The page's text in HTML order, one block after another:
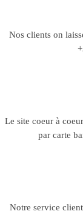
Nos clients on
Le site coeur à
par carte
Notre service